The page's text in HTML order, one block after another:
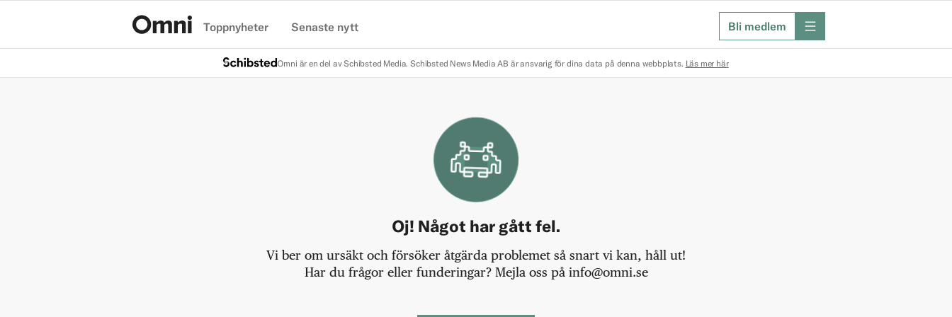
Toppnyheter Senaste nytt Bli medlem meny
Omni är en del av Schibsted Media. Schibsted News Media AB är ansvarig för dina data på denna webbplats. Läs mer här
Oj! Något har gått fel.
Vi ber om ursäkt och försöker åtgärda problemet så snart vi kan, håll ut!
Har du frågor eller funderingar? Mejla oss på info@omni.se